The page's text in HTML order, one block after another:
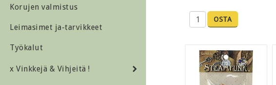
Korujen valmistus
Leimasimet ja-tarvikkeet
Työkalut
x Vinkkejä & Vihjeitä !
OSTA